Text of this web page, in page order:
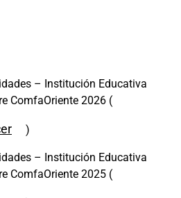
– Institución Educativa
ComfaOriente 2026 (
)
– Institución Educativa
ComfaOriente 2025 (